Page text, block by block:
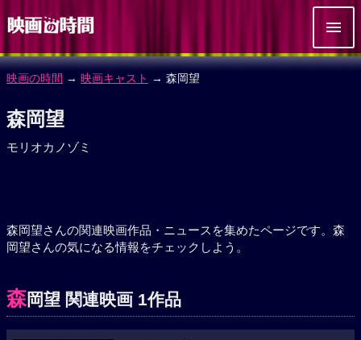
映画の時間 → 映画キャスト → 森岡望
森岡望
モリオカノゾミ
森岡望さんの関連映画作品・ニュースを集めたページです。森
岡望さんの気になる情報をチェックしよう。
森岡望 関連映画 1作品